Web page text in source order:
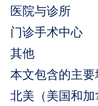
医院与诊所
门诊手术中心
其他
本文包含的主要
北美（美国和加